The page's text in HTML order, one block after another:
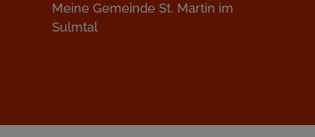
Meine Gemeinde St. Martin im
Sulmtal